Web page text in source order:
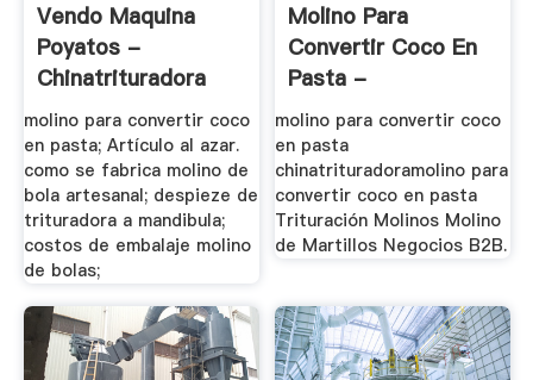
Vendo Maquina
Poyatos -
Chinatrituradora
molino para convertir coco
en pasta; Artículo al azar.
como se fabrica molino de
bola artesanal; despieze de
trituradora a mandibula;
costos de embalaje molino
de bolas;
Molino Para
Convertir Coco En
Pasta -
Ricohelado.es
molino para convertir coco
en pasta
chinatrituradoramolino para
convertir coco en pasta
Trituración Molinos Molino
de Martillos Negocios B2B.